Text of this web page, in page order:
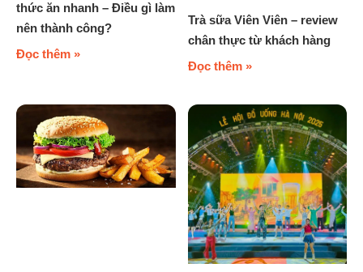
thức ăn nhanh – Điều gì làm
nên thành công?
Đọc thêm »
Trà sữa Viên Viên – review
chân thực từ khách hàng
Đọc thêm »